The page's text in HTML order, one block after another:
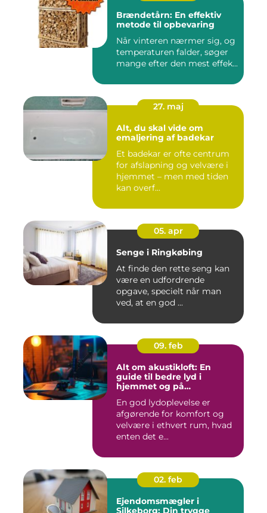
Brændetårn: En effektiv
metode til opbevaring
Når vinteren nærmer sig, og
temperaturen falder, søger
mange efter den mest effek...
27. maj
Alt, du skal vide om
emaljering af badekar
Et badekar er ofte centrum
for afslapning og velvære i
hjemmet – men med tiden
kan overf...
05. apr
Senge i Ringkøbing
At finde den rette seng kan
være en udfordrende
opgave, specielt når man
ved, at en god ...
09. feb
Alt om akustikloft: En
guide til bedre lyd i
hjemmet og på
En god lydoplevelse er
afgørende for komfort og
velvære i ethvert rum, hvad
enten det e...
02. feb
Ejendomsmægler i
Silkeborg: Din trygge